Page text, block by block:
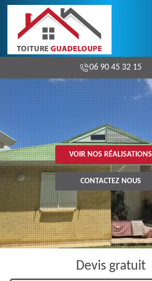
06 90 45 32 15
VOIR NOS RÉALISATIONS
CONTACTEZ NOUS
Devis gratuit